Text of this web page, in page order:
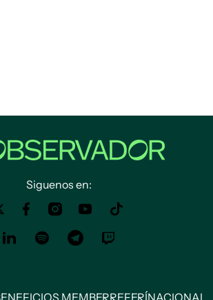
Siguenos en:
MEMBERREFERÍNACIONAL